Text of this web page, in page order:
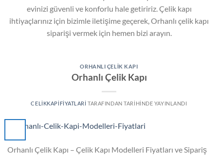
evinizi güvenli ve konforlu hale getiririz. Çelik kapı
ihtiyaçlarınız için bizimle iletişime geçerek, Orhanlı çelik kapı
siparişi vermek için hemen bizi arayın.
ORHANLI ÇELIK KAPI
Orhanlı Çelik Kapı
CELIKKAPIFIYATLARI TARAFINDAN TARIHINDE YAYINLANDI
Orhanlı Çelik Kapı – Çelik Kapı Modelleri Fiyatları ve Sipariş